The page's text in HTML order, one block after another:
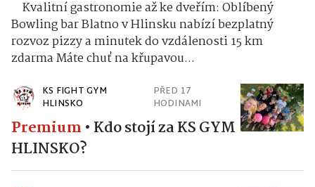
Kvalitní gastronomie až ke dveřím: Oblíbený
Bowling bar Blatno v Hlinsku nabízí bezplatný
rozvoz pizzy a minutek do vzdálenosti 15 km
zdarma Máte chuť na křupavou...
KS FIGHT GYM
HLINSKO
PŘED 17
HODINAMI
Premium • Kdo stojí za KS GYM
HLINSKO?